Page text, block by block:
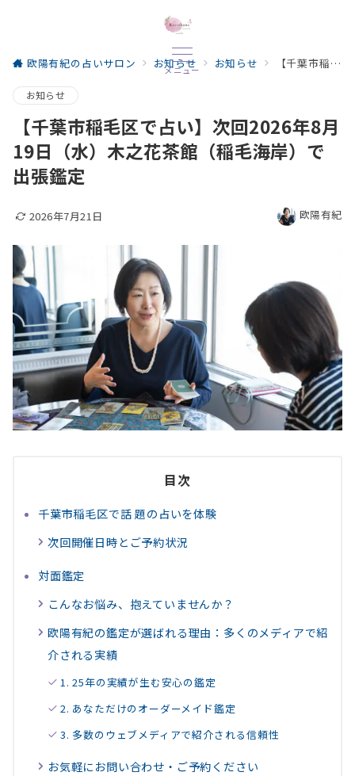
メニュー
欧陽有紀の占いサロン お知らせ お知らせ 【千葉市稲毛区で占い】次回2026年8月19日（水）木之花茶館（稲毛海岸）で出張鑑定
お知らせ
【千葉市稲毛区で占い】次回2026年8月
19日（水）木之花茶館（稲毛海岸）で
出張鑑定
2026年7月21日 欧陽有紀
目次
千葉市稲毛区で話 題の占いを体験
次回開催日時とご予約状況
対面鑑定
こんなお悩み、抱えていませんか？
欧陽有紀の鑑定が選ばれる理由：多くのメディアで紹
介される実績
1. 25年の実績が生む安心の鑑定
2. あなただけのオーダーメイド鑑定
3. 多数のウェブメディアで紹介される信頼性
お気軽にお問い合わせ・ご予約ください